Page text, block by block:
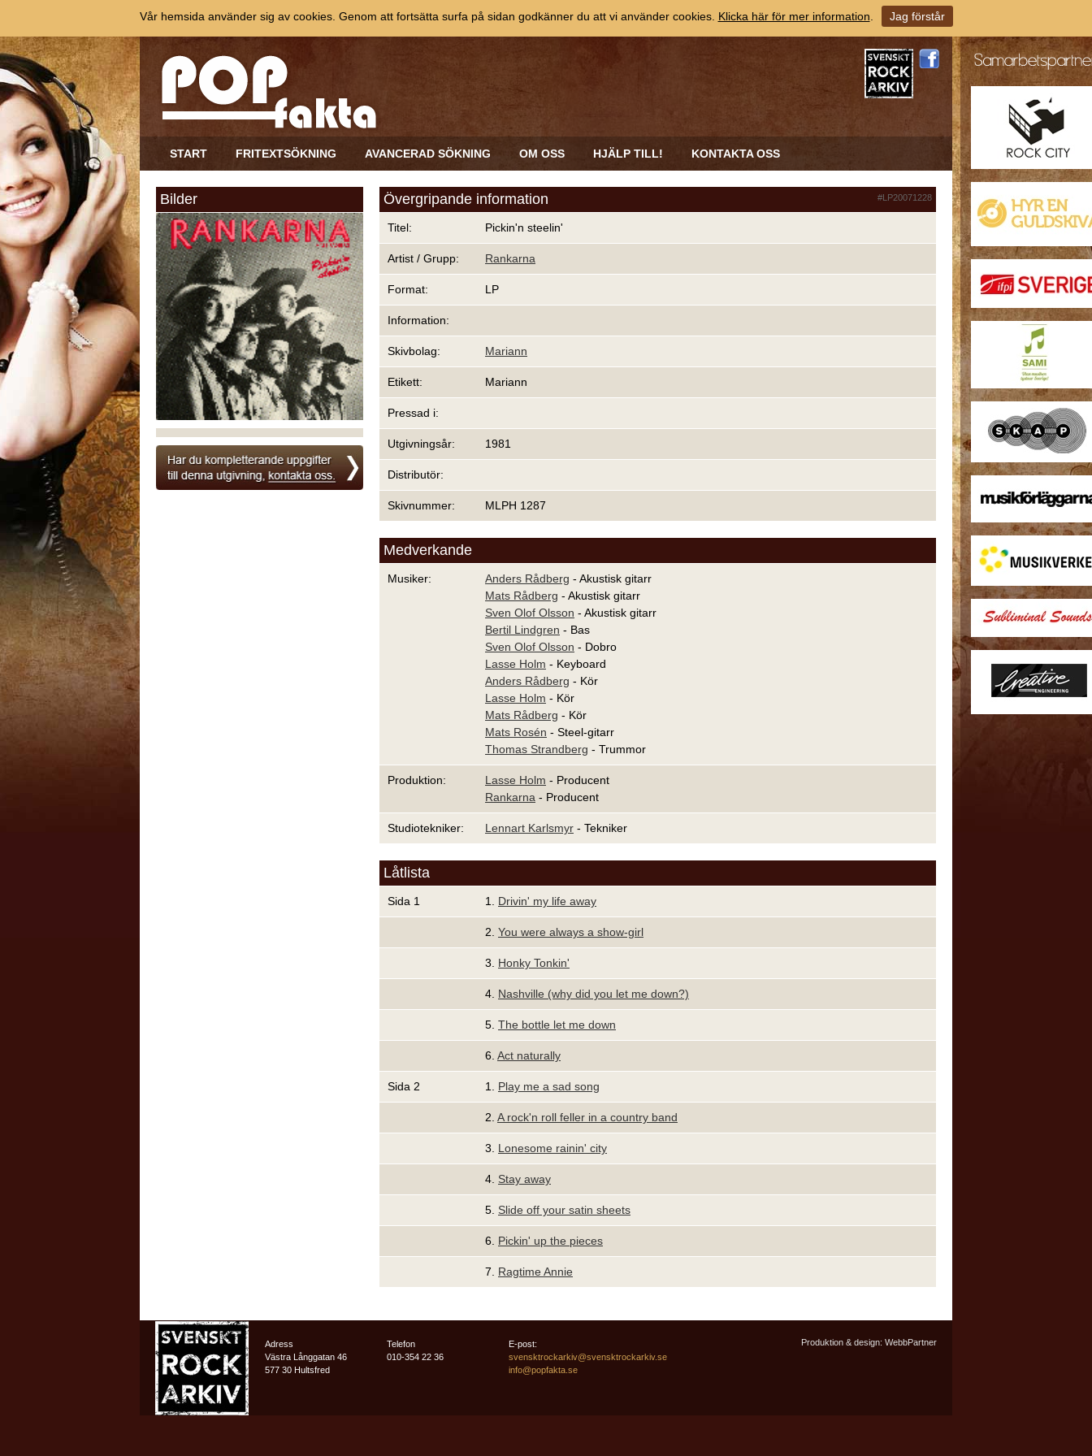
START FRITEXTSÖKNING AVANCERAD SÖKNING OM OSS HJÄLP TILL! KONTAKTA OSS
Bilder Övergripande information #LP20071228
Titel: Pickin'n steelin'
Artist / Grupp: Rankarna
Format: LP
Information:
Skivbolag: Mariann
Etikett: Mariann
Pressad i:
Utgivningsår: 1981
Distributör:
Skivnummer: MLPH 1287
Medverkande
Musiker: Anders Rådberg - Akustisk gitarr
Mats Rådberg - Akustisk gitarr
Sven Olof Olsson - Akustisk gitarr
Bertil Lindgren - Bas
Sven Olof Olsson - Dobro
Lasse Holm - Keyboard
Anders Rådberg - Kör
Lasse Holm - Kör
Mats Rådberg - Kör
Mats Rosén - Steel-gitarr
Thomas Strandberg - Trummor
Produktion: Lasse Holm - Producent
Rankarna - Producent
Studiotekniker: Lennart Karlsmyr - Tekniker
Låtlista
Sida 1 1. Drivin' my life away
2. You were always a show-girl
3. Honky Tonkin'
4. Nashville (why did you let me down?)
5. The bottle let me down
6. Act naturally
Sida 2 1. Play me a sad song
2. A rock'n roll feller in a country band
3. Lonesome rainin' city
4. Stay away
5. Slide off your satin sheets
6. Pickin' up the pieces
7. Ragtime Annie
Adress
Västra Långgatan 46
577 30 Hultsfred
Telefon
010-354 22 36
E-post:
svensktrockarkiv@svensktrockarkiv.se
info@popfakta.se
Produktion & design: WebbPartner
Vår hemsida använder sig av cookies. Genom att fortsätta surfa på sidan godkänner du att vi använder cookies. Klicka här för mer information Jag förstår